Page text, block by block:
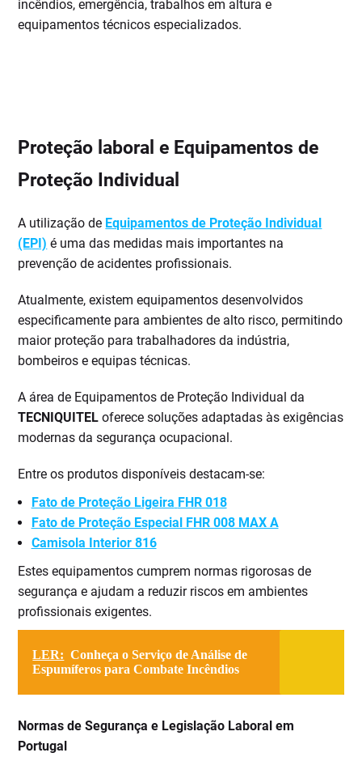
incêndios, emergência, trabalhos em altura e
equipamentos técnicos especializados.
Proteção laboral e Equipamentos de
Proteção Individual
A utilização de Equipamentos de Proteção Individual
(EPI) é uma das medidas mais importantes na
prevenção de acidentes profissionais.
Atualmente, existem equipamentos desenvolvidos
especificamente para ambientes de alto risco, permitindo
maior proteção para trabalhadores da indústria,
bombeiros e equipas técnicas.
A área de Equipamentos de Proteção Individual da
TECNIQUITEL oferece soluções adaptadas às exigências
modernas da segurança ocupacional.
Entre os produtos disponíveis destacam-se:
Fato de Proteção Ligeira FHR 018
Fato de Proteção Especial FHR 008 MAX A
Camisola Interior 816
Estes equipamentos cumprem normas rigorosas de
segurança e ajudam a reduzir riscos em ambientes
profissionais exigentes.
LER: Conheça o Serviço de Análise de
Espumíferos para Combate Incêndios
Normas de Segurança e Legislação Laboral em
Portugal